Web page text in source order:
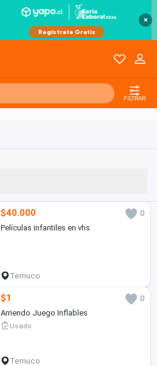
×
FILTRAR
$40.000
0
Películas infantiles en vhs
Temuco
$1
0
Arriendo Juego Inflables
Usado
Temuco